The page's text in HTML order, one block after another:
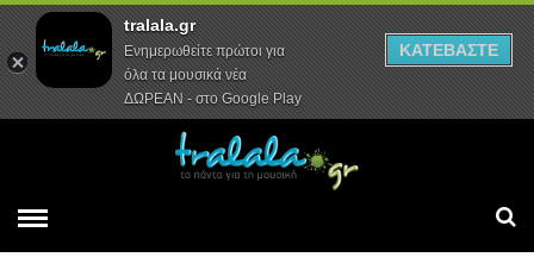
Αρχική Συνεντεύξεις Ρεπορτάζ
tralala.gr
Ενημερωθείτε πρώτοι για
όλα τα μουσικά νέα
ΔΩΡΕΑΝ - στο Google Play
ΚΑΤΕΒΑΣΤΕ